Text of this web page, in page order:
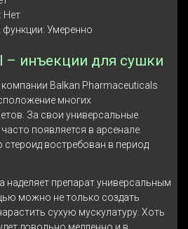
Нет
функции: Умеренно
– инъекции для сушки
Balkan Pharmaceuticals
многих
За свои универсальные
появляется в арсенале
востребован в период
препарат универсальным
можно не только создать
сухую мускулатуру. Хоть
довольно медленно и в